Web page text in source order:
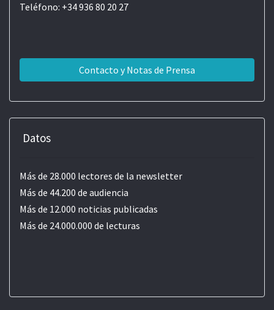
Teléfono: +34 936 80 20 27
Contacto y Notas de Prensa
Datos
Más de 28.000 lectores de la newsletter
Más de 44.200 de audiencia
Más de 12.000 noticias publicadas
Más de 24.000.000 de lecturas